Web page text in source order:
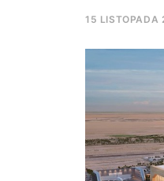
15 LISTOPADA